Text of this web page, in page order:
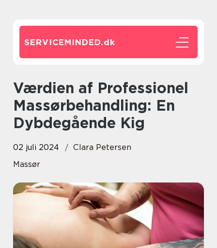
SERVICEMINDED.dk
Værdien af Professionel
Massørbehandling: En
Dybdegående Kig
02 juli 2024
Clara Petersen
Massør